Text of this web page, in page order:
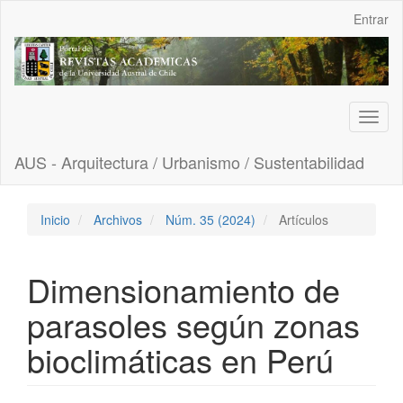
Contenido
principal
Barra
Entrar
AUS - Arquitectura / Urbanismo / Sustentabilidad
Inicio Archivos Núm. 35 (2024) Artículos
Dimensionamiento de
parasoles según zonas
bioclimáticas en Perú